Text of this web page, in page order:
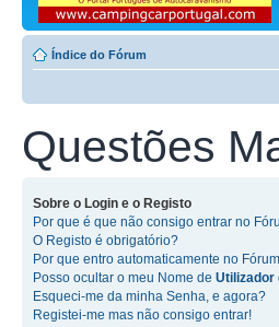
Índice do Fórum
Questões
Sobre o Login e o Registo
Por que é que não consigo entrar no
O Registo é obrigatório?
Por que entro automaticamente no
Posso ocultar o meu Nome de Utilizador
Esqueci-me da minha Senha, e agora?
Registei-me mas não consigo entrar!